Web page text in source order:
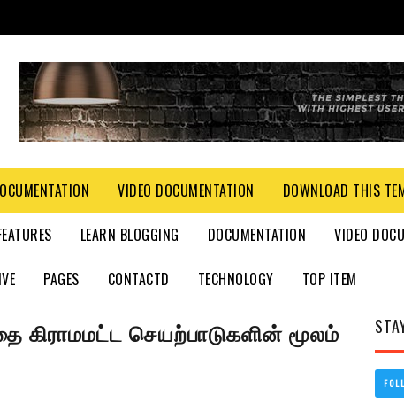
VIDEO DOCUMENTATION DOWNLOAD THIS
LEARN BLOGGING DOCUMENTATION VIDEO
PAGES CONTACTD TECHNOLOGY TOP ITEM
செயற்பாடுகளின் மூலம்